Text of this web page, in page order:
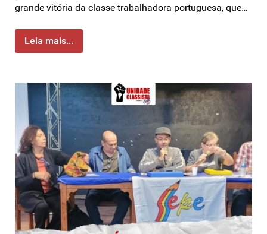
grande vitória da classe trabalhadora portuguesa, que…
Leia mais...